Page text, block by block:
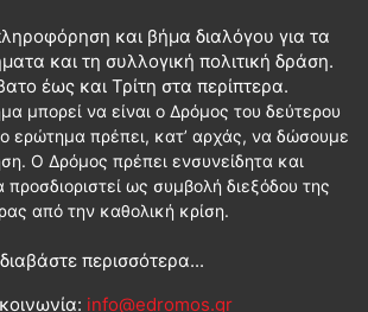
και βήμα διαλόγου για τα
και τη συλλογική πολιτική δράση.
έως και Τρίτη στα περίπτερα.
μπορεί να είναι ο Δρόμος του δεύτερου
ερώτημα πρέπει, κατ’ αρχάς, να δώσουμε
Ο Δρόμος πρέπει ενσυνείδητα και
ως συμβολή διεξόδου της
από την καθολική κρίση.
διαβάστε περισσότερα...
info@edromos.gr